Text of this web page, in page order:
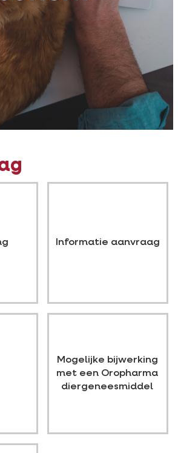
Informatie aanvraag
Mogelijke bijwerking
met een Oropharma
diergeneesmiddel